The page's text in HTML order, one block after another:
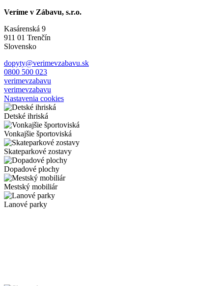
Veríme v Zábavu, s.r.o.
Kasárenská 9
911 01 Trenčín
Slovensko
dopyty@verimevzabavu.sk
0800 500 023
verimevzabavu
verimevzabavu
Nastavenia cookies
Detské ihriská
Vonkajšie športoviská
Skateparkové zostavy
Dopadové plochy
Mestský mobiliár
Lanové parky